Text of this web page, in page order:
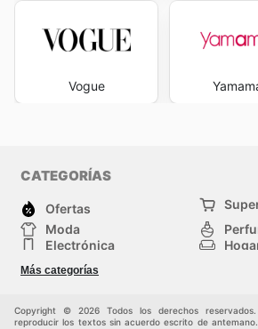
Vogue
CATEGORÍAS
Ofertas
Moda
Electrónica
Deporte
Juguetes y bebés
Más categorías
Copyright © 2026 Todos los derechos
reproducir los textos sin acuerdo escrito de